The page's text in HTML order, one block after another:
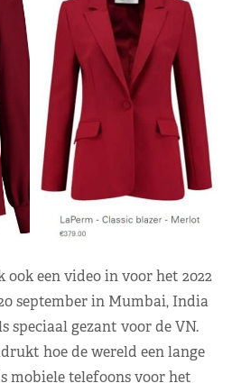
een video in voor het 2022
september in Mumbai, India
speciaal gezant voor de VN.
hoe de wereld een lange
mobiele telefoons voor het